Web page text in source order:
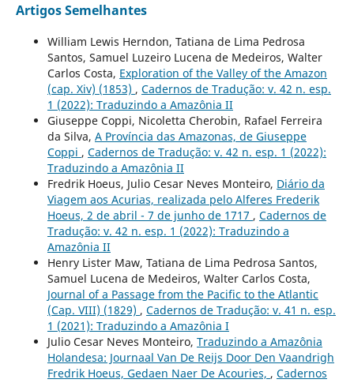
Artigos Semelhantes
William Lewis Herndon, Tatiana de Lima Pedrosa
Santos, Samuel Luzeiro Lucena de Medeiros, Walter
Carlos Costa, Exploration of the Valley of the Amazon
(cap. Xiv) (1853) , Cadernos de Tradução: v. 42 n. esp.
1 (2022): Traduzindo a Amazônia II
Giuseppe Coppi, Nicoletta Cherobin, Rafael Ferreira
da Silva, A Província das Amazonas, de Giuseppe
Coppi , Cadernos de Tradução: v. 42 n. esp. 1 (2022):
Traduzindo a Amazônia II
Fredrik Hoeus, Julio Cesar Neves Monteiro, Diário da
Viagem aos Acurias, realizada pelo Alferes Frederik
Hoeus, 2 de abril - 7 de junho de 1717 , Cadernos de
Tradução: v. 42 n. esp. 1 (2022): Traduzindo a
Amazônia II
Henry Lister Maw, Tatiana de Lima Pedrosa Santos,
Samuel Lucena de Medeiros, Walter Carlos Costa,
Journal of a Passage from the Pacific to the Atlantic
(Cap. VIII) (1829) , Cadernos de Tradução: v. 41 n. esp.
1 (2021): Traduzindo a Amazônia I
Julio Cesar Neves Monteiro, Traduzindo a Amazônia
Holandesa: Journaal Van De Reijs Door Den Vaandrigh
Fredrik Hoeus, Gedaen Naer De Acouries, , Cadernos